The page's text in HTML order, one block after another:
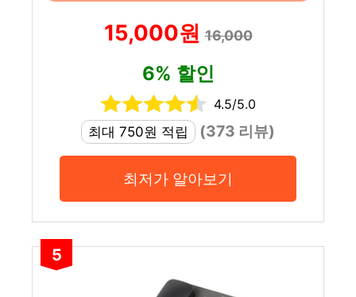
15,000원16,000
6% 할인
4.5/5.0
최대 750원 적립
(373 리뷰)
최저가 알아보기
5